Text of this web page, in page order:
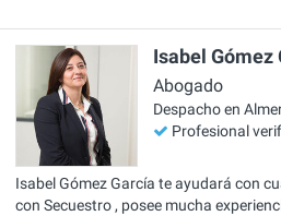
Isabel Gómez
Abogado
Despacho en
Profesional
Isabel Gómez García te ayudará con
con Secuestro , posee mucha